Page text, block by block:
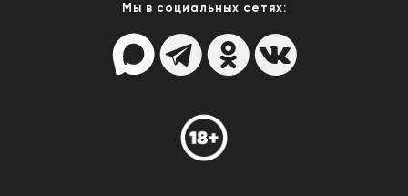
Мы в социальных сетях: